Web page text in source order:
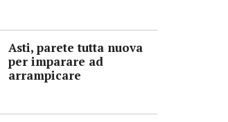
Asti, parete tutta nuova
per imparare ad
arrampicare